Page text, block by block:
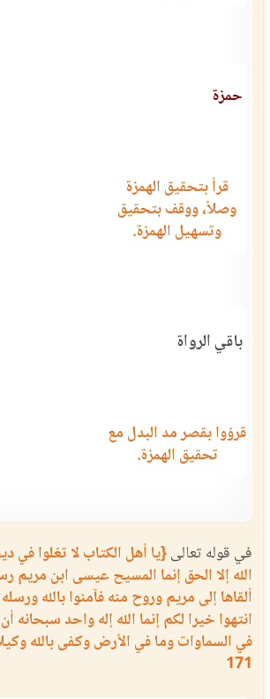
حمزة
قرأ بتحقيق الهمزة
وصلاً، ووقف بتحقيق
وتسهيل الهمزة.
باقي الرواة
قرؤوا بقصر مد البدل مع
تحقيق الهمزة.
في قوله تعالى{يا أهل الكتاب لا تغلوا في
الله إلا الحق إنما المسيح عيسى ابن مريم
ألقاها إلى مريم وروح منه فآمنوا بالله ورسله
انتهوا خيرا لكم إنما الله إله واحد سبحانه
في السماوات وما في الأرض وكفى بالله
171